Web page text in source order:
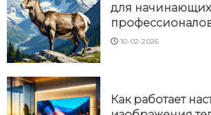
для
10-02-2026
Как работает